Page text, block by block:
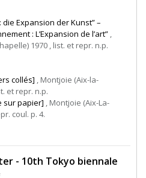
Expansion der Kunst” –
: L’Expansion de l’art” ,
1970 , list. et repr. n.p.
collés] , Montjoie (Aix-la-
et repr. n.p.
sur papier] , Montjoie (Aix-La-
coul. p. 4.
- 10th Tokyo biennale